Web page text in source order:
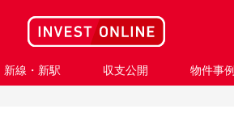
新線・新駅 収支公開 物件事例